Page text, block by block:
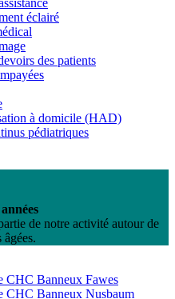
éclairé
des patients
à domicile (HAD)
pédiatriques
de notre activité autour de
CHC Banneux Fawes
CHC Banneux Nusbaum